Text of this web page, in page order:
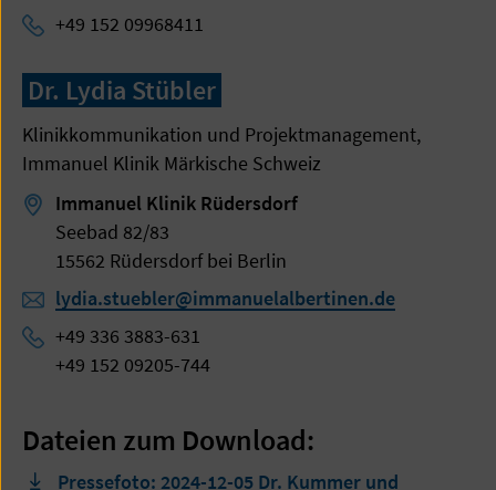
+49 152 09968411
Dr. Lydia Stübler
Klinikkommunikation und Projektmanagement,
Immanuel Klinik Märkische Schweiz
Immanuel Klinik Rüdersdorf
Seebad 82/83
15562 Rüdersdorf bei Berlin
lydia.stuebler@immanuelalbertinen.de
+49 336 3883-631
+49 152 09205-744
Dateien zum Download:
Pressefoto: 2024-12-05 Dr. Kummer und